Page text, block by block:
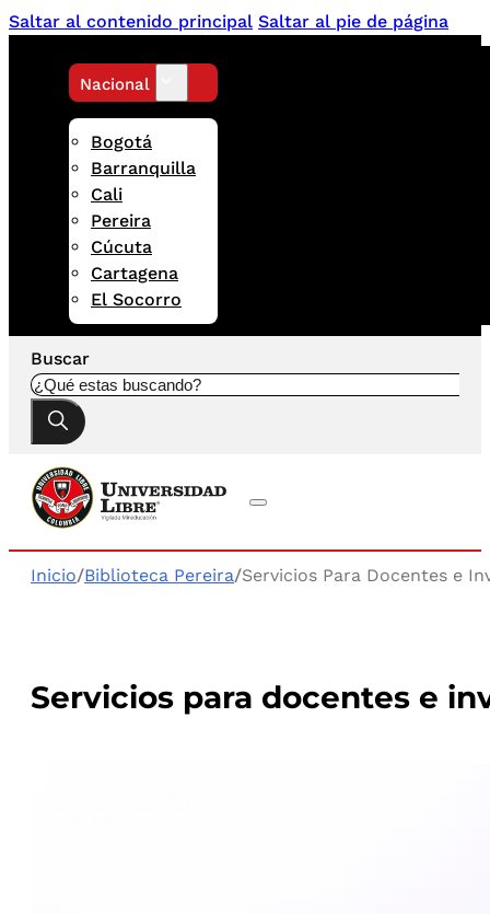
Saltar al contenido principal Saltar al pie de página
Nacional
Bogotá
Barranquilla
Cali
Pereira
Cúcuta
Cartagena
El Socorro
Buscar
Inicio/Biblioteca Pereira/Servicios Para Docentes e
Servicios para docentes e